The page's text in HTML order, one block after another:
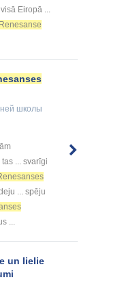
Eiropā ...
Renesanse
школы
... svarīgi
... spēju
...
un lielie